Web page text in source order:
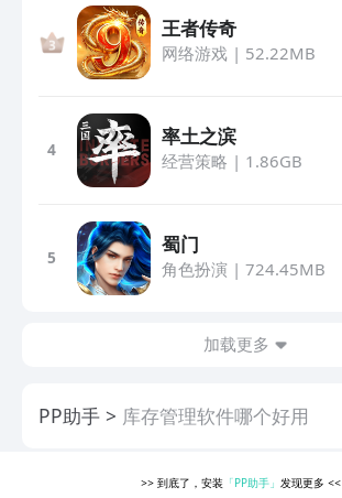
王者传奇
网络游戏| 52.22MB
4
率土之滨
经营策略 | 1.86GB
5
蜀门
角色扮演 | 724.45MB
加载更多
PP助手 库存管理软件哪个好用
>> 到底了，安装 「PP助手」发现更多<<